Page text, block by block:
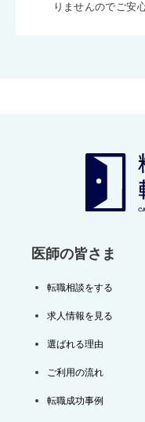
りませんのでご安
医師の皆さま
転職相談をする
求人情報を見る
選ばれる理由
ご利用の流れ
転職成功事例